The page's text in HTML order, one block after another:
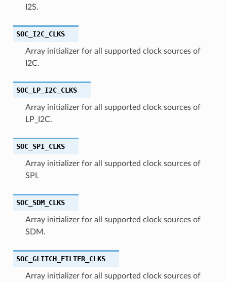
I2S.
SOC_I2C_CLKS
Array initializer for all supported clock sources of
I2C.
SOC_LP_I2C_CLKS
Array initializer for all supported clock sources of
LP_I2C.
SOC_SPI_CLKS
Array initializer for all supported clock sources of
SPI.
SOC_SDM_CLKS
Array initializer for all supported clock sources of
SDM.
SOC_GLITCH_FILTER_CLKS
Array initializer for all supported clock sources of